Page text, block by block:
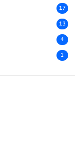
17
13
4
1